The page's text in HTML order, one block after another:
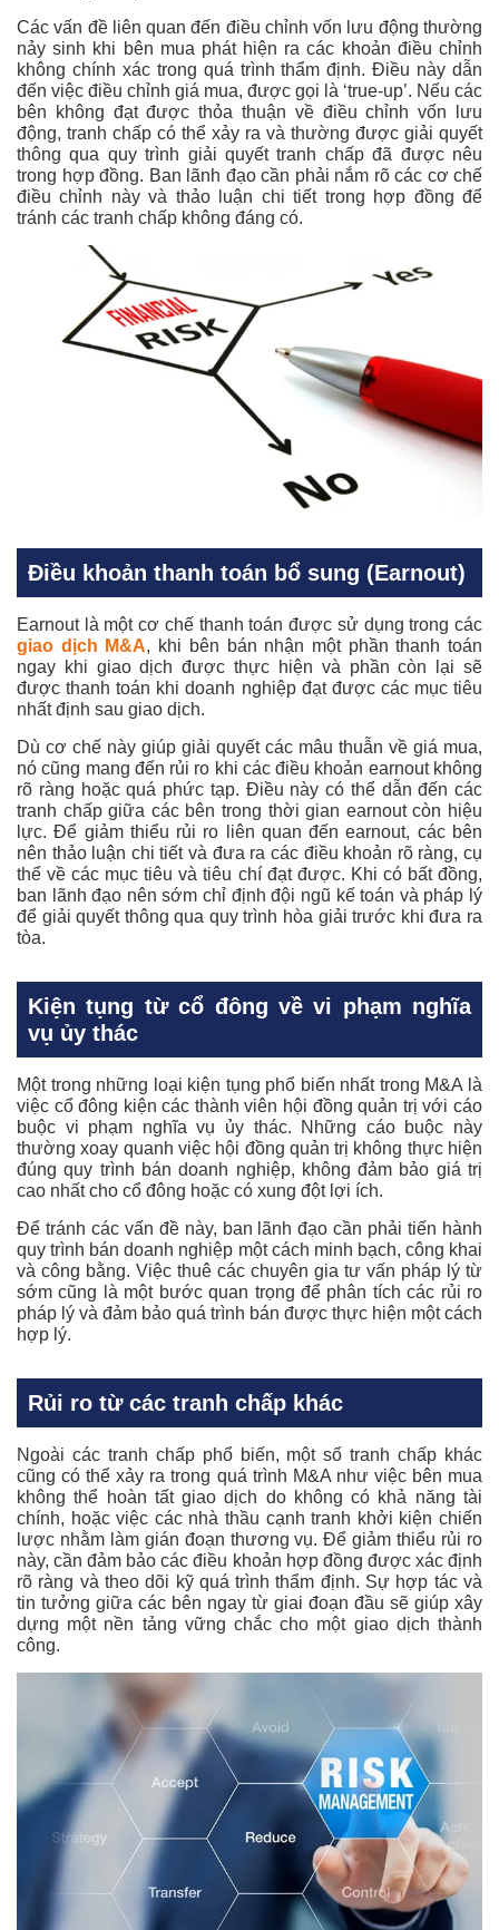
Các vấn đề liên quan đến điều chỉnh vốn lưu động thường
nảy sinh khi bên mua phát hiện ra các khoản điều chỉnh
không chính xác trong quá trình thẩm định. Điều này dẫn
đến việc điều chỉnh giá mua, được gọi là ‘true-up’. Nếu các
bên không đạt được thỏa thuận về điều chỉnh vốn lưu
động, tranh chấp có thể xảy ra và thường được giải quyết
thông qua quy trình giải quyết tranh chấp đã được nêu
trong hợp đồng. Ban lãnh đạo cần phải nắm rõ các cơ chế
điều chỉnh này và thảo luận chi tiết trong hợp đồng để
tránh các tranh chấp không đáng có.
Điều khoản thanh toán bổ sung (Earnout)
Earnout là một cơ chế thanh toán được sử dụng trong các
giao dịch M&A, khi bên bán nhận một phần thanh toán
ngay khi giao dịch được thực hiện và phần còn lại sẽ
được thanh toán khi doanh nghiệp đạt được các mục tiêu
nhất định sau giao dịch.
Dù cơ chế này giúp giải quyết các mâu thuẫn về giá mua,
nó cũng mang đến rủi ro khi các điều khoản earnout không
rõ ràng hoặc quá phức tạp. Điều này có thể dẫn đến các
tranh chấp giữa các bên trong thời gian earnout còn hiệu
lực. Để giảm thiểu rủi ro liên quan đến earnout, các bên
nên thảo luận chi tiết và đưa ra các điều khoản rõ ràng, cụ
thể về các mục tiêu và tiêu chí đạt được. Khi có bất đồng,
ban lãnh đạo nên sớm chỉ định đội ngũ kế toán và pháp lý
để giải quyết thông qua quy trình hòa giải trước khi đưa ra
tòa.
Kiện tụng từ cổ đông về vi phạm nghĩa
vụ ủy thác
Một trong những loại kiện tụng phổ biến nhất trong M&A là
việc cổ đông kiện các thành viên hội đồng quản trị với cáo
buộc vi phạm nghĩa vụ ủy thác. Những cáo buộc này
thường xoay quanh việc hội đồng quản trị không thực hiện
đúng quy trình bán doanh nghiệp, không đảm bảo giá trị
cao nhất cho cổ đông hoặc có xung đột lợi ích.
Để tránh các vấn đề này, ban lãnh đạo cần phải tiến hành
quy trình bán doanh nghiệp một cách minh bạch, công khai
và công bằng. Việc thuê các chuyên gia tư vấn pháp lý từ
sớm cũng là một bước quan trọng để phân tích các rủi ro
pháp lý và đảm bảo quá trình bán được thực hiện một cách
hợp lý.
Rủi ro từ các tranh chấp khác
Ngoài các tranh chấp phổ biến, một số tranh chấp khác
cũng có thể xảy ra trong quá trình M&A như việc bên mua
không thể hoàn tất giao dịch do không có khả năng tài
chính, hoặc việc các nhà thầu cạnh tranh khởi kiện chiến
lược nhằm làm gián đoạn thương vụ. Để giảm thiểu rủi ro
này, cần đảm bảo các điều khoản hợp đồng được xác định
rõ ràng và theo dõi kỹ quá trình thẩm định. Sự hợp tác và
tin tưởng giữa các bên ngay từ giai đoạn đầu sẽ giúp xây
dựng một nền tảng vững chắc cho một giao dịch thành
công.